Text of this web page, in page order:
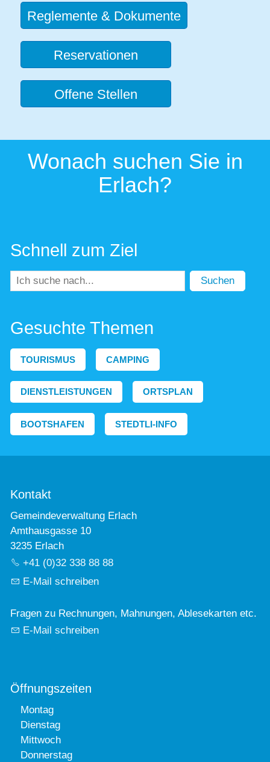
Reglemente & Dokumente
Reservationen
Offene Stellen
Wonach suchen Sie in
Erlach?
Schnell zum Ziel
Suchen
Gesuchte Themen
TOURISMUS CAMPING
DIENSTLEISTUNGEN ORTSPLAN
BOOTSHAFEN STEDTLI-INFO
Kontakt
Gemeindeverwaltung Erlach
Amthausgasse 10
3235 Erlach
+41 (0)32 338 88 88
E-Mail schreiben
Fragen zu Rechnungen, Mahnungen, Ablesekarten etc.
E-Mail schreiben
Öffnungszeiten
Montag
Dienstag
Mittwoch
Donnerstag